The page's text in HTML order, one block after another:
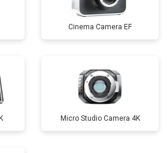
Cinema Camera EF
Micro Studio Camera 4K